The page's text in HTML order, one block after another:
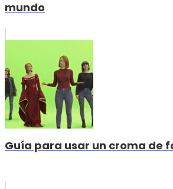
mundo
Guía para usar un croma de